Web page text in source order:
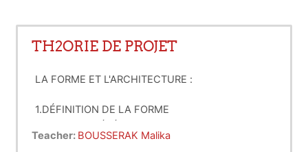
TH2ORIE DE PROJET
LA FORME ET L'ARCHITECTURE :
1.DÉFINITION DE LA FORME
3.LES FORMES PRIMAIRES: LE CERCLE, LE
Teacher: BOUSSERAK Malika